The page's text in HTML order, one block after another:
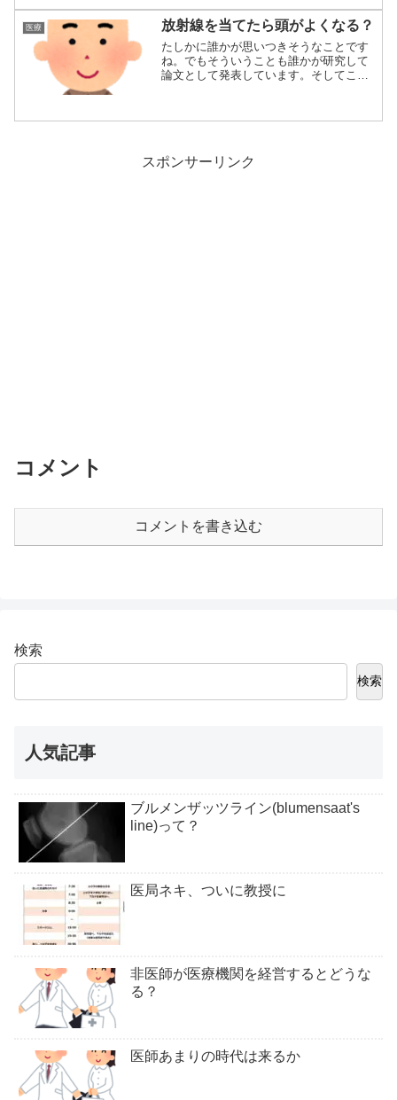
医療 放射線を当てたら頭がよくなる？
たしかに誰かが思いつきそうなことです
ね。でもそういうことも誰かが研究して
論文として発表しています。そしてこれ
スポンサーリンク
コメント
コメントを書き込む
検索
検索
人気記事
ブルメンザッツライン(blumensaat's
line)って？
医局ネキ、ついに教授に
非医師が医療機関を経営するとどうな
る？
医師あまりの時代は来るか